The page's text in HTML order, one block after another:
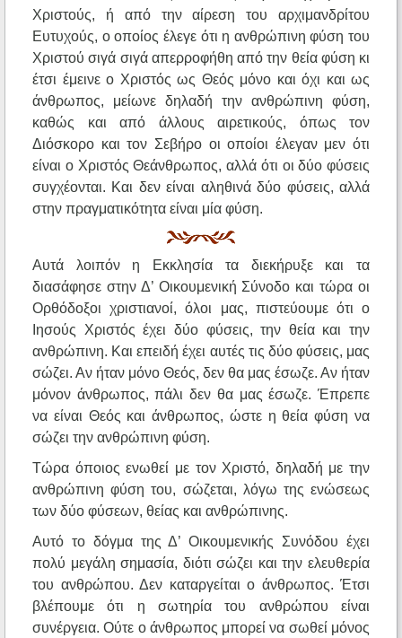
Χριστούς, ή από την αίρεση του αρχιμανδρίτου
Ευτυχούς, ο οποίος έλεγε ότι η ανθρώπινη φύση του
Χριστού σιγά σιγά απερροφήθη από την θεία φύση κι
έτσι έμεινε ο Χριστός ως Θεός μόνο και όχι και ως
άνθρωπος, μείωνε δηλαδή την ανθρώπινη φύση,
καθώς και από άλλους αιρετικούς, όπως τον
Διόσκορο και τον Σεβήρο οι οποίοι έλεγαν μεν ότι
είναι ο Χριστός Θεάνθρωπος, αλλά ότι οι δύο φύσεις
συγχέονται. Και δεν είναι αληθινά δύο φύσεις, αλλά
στην πραγματικότητα είναι μία φύση.
Αυτά λοιπόν η Εκκλησία τα διεκήρυξε και τα
διασάφησε στην Δ’ Οικουμενική Σύνοδο και τώρα οι
Ορθόδοξοι χριστιανοί, όλοι μας, πιστεύουμε ότι ο
Ιησούς Χριστός έχει δύο φύσεις, την θεία και την
ανθρώπινη. Και επειδή έχει αυτές τις δύο φύσεις, μας
σώζει. Αν ήταν μόνο Θεός, δεν θα μας έσωζε. Αν ήταν
μόνον άνθρωπος, πάλι δεν θα μας έσωζε. Έπρεπε
να είναι Θεός και άνθρωπος, ώστε η θεία φύση να
σώζει την ανθρώπινη φύση.
Τώρα όποιος ενωθεί με τον Χριστό, δηλαδή με την
ανθρώπινη φύση του, σώζεται, λόγω της ενώσεως
των δύο φύσεων, θείας και ανθρώπινης.
Αυτό το δόγμα της Δ’ Οικουμενικής Συνόδου έχει
πολύ μεγάλη σημασία, διότι σώζει και την ελευθερία
του ανθρώπου. Δεν καταργείται ο άνθρωπος. Έτσι
βλέπουμε ότι η σωτηρία του ανθρώπου είναι
συνέργεια. Ούτε ο άνθρωπος μπορεί να σωθεί μόνος